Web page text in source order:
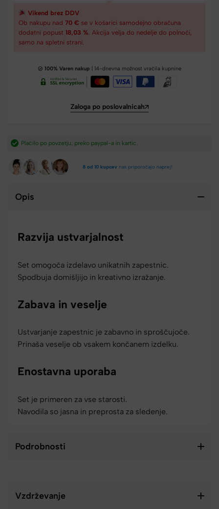
Vikend brez DDV
Ob nakupu nad 70 € se v košarici samodejno obračuna
dodatni popust 18,03 % . Akcija velja do nedelje do polnoči,
samo na spletni strani.
100% Varen nakup | 14-dnevna možnost vračila kupnine
Zaloga po poslovalnicah
Hitra dostava iz Slovenije v 2-4 dneh.​
8 od 10 kupcev nas priporočajo naprej!
Opis
Razvija ustvarjalnost
Set omogoča izdelavo unikatnih zapestnic.
Spodbuja domišljijo in kreativno izražanje.
Zabava in veselje
Ustvarjanje zapestnic je zabavno in sproščujoče.
Prinaša veselje ob vsakem končanem izdelku.
Enostavna uporaba
Set je primeren za vse starosti.
Navodila so jasna in preprosta za sledenje.
Podrobnosti
Vzdrževanje